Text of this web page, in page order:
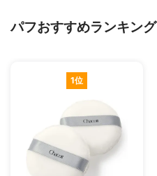
パフおすすめランキング
1位